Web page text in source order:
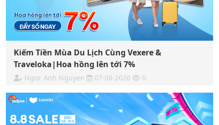
Kiếm Tiền Mùa Du Lịch Cùng Vexere &
Traveloka|Hoa hồng lên tới 7%
Ngoc Anh Nguyen 07-08-2026 0